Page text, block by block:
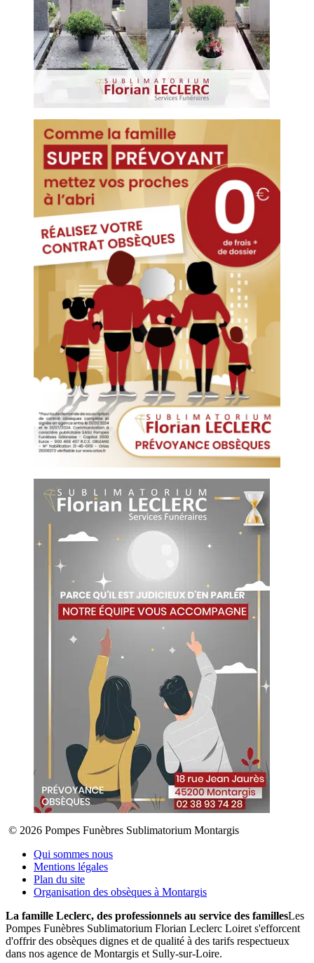
© 2026 Pompes Funèbres Sublimatorium Montargis
Qui sommes nous
Mentions légales
Plan du site
Organisation des obsèques à Montargis
La famille Leclerc, des professionnels au service des famillesLes
Pompes Funèbres Sublimatorium Florian Leclerc Loiret s'efforcent
d'offrir des obsèques dignes et de qualité à des tarifs respectueux
dans nos agence de Montargis et Sully-sur-Loire.